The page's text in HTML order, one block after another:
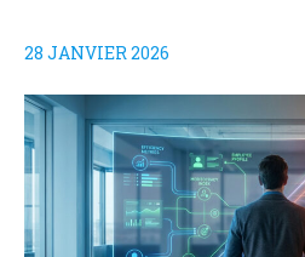
28 JANVIER 2026